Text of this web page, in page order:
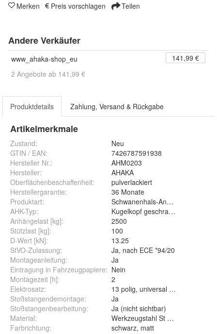
Merken Preis vorschlagen Teilen
Andere Verkäufer
www_ahaka-shop_eu
141,99 €
2 Angebote ab 141,99 €
Produktdetails Zahlung, Versand & Rückgabe
Artikelmerkmale
Zustand:
Neu
GTIN / EAN:
7426787591938
Hersteller Nr.:
AHM0203
Hersteller:
AHAKA
Oberflächenbeschaffenheit:
pulverlackiert
Herstellergarantie:
36 Monate
Produktart:
Schwanenhals-Anhängerkupplung
AHK-Typ:
Kugelkopf geschraubt (starr)
Anhängelast [kg]:
2500
Stützlast [kg]:
100
D-Wert [kN]:
13.25
StVO-Zulassung:
Ja, nach ECE *94/20
Montageanleitung:
Ja
Eintragung in Fahrzeugpapiere: Nein
Montagezeit [h]:
2
Elektrosatz:
13 polig, universal mit Steuergerät
Stoßstangendemontage:
Ja
Stoßstangenbearbeitung:
Ja (nicht sichtbar)
Material:
Werkzeugstahl St 52-3
Farbrichtung: schwarz, matt